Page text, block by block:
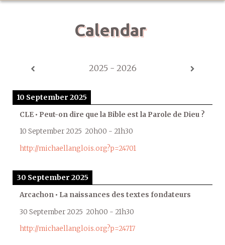
Calendar
2025 - 2026
10 September 2025
CLE • Peut-on dire que la Bible est la Parole de Dieu ?
10 September 2025 20h00 - 21h30
http://michaellanglois.org?p=24701
30 September 2025
Arcachon • La naissances des textes fondateurs
30 September 2025 20h00 - 21h30
http://michaellanglois.org?p=24717